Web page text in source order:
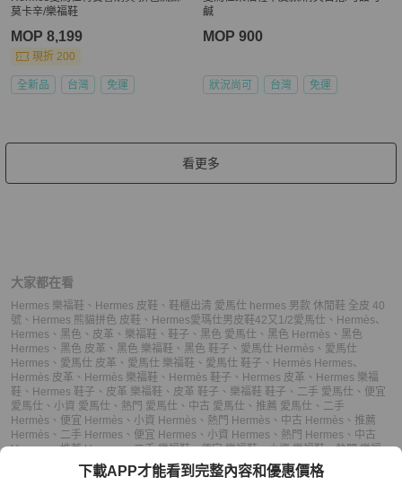
莫卡辛/樂福鞋
MOP 8,199
現折 200
全新品 台灣 免運
鹹
MOP 900
狀況尚可 台灣 免運
看更多
大家都在看
Hermes 樂福鞋 、 Hermes 皮鞋 、 鞋櫃出清 愛馬仕 hermes 男款 休閒鞋 全皮 40
號 、 Hermes 熊貓拼色 皮鞋 、 Hermes愛瑪仕男皮鞋42又1/2愛馬仕 、 Hermès、
Hermes 、 黑色 、 皮革 、 樂福鞋 、 鞋子 、 黑色 愛馬仕 、 黑色 Hermès 、 黑色
Hermes 、 黑色 皮革 、 黑色 樂福鞋 、 黑色 鞋子 、 愛馬仕 Hermès 、 愛馬仕
Hermes 、 愛馬仕 皮革 、 愛馬仕 樂福鞋 、 愛馬仕 鞋子 、 Hermès Hermes、
Hermès 皮革 、 Hermès 樂福鞋 、 Hermès 鞋子 、 Hermes 皮革 、 Hermes 樂福
鞋 、 Hermes 鞋子 、 皮革 樂福鞋 、 皮革 鞋子 、 樂福鞋 鞋子 、 二手 愛馬仕 、 便宜
愛馬仕 、 小資 愛馬仕 、 熱門 愛馬仕 、 中古 愛馬仕 、 推薦 愛馬仕 、 二手
Hermès 、 便宜 Hermès 、 小資 Hermès 、 熱門 Hermès 、 中古 Hermès 、 推薦
Hermès 、 二手 Hermes 、 便宜 Hermes 、 小資 Hermes 、 熱門 Hermes 、 中古
Hermes、推薦 Hermes、二手 樂福鞋、便宜 樂福鞋、小資 樂福鞋、熱門 樂福
中古 樂福鞋、推薦 樂福鞋、二手 鞋子、 便宜 鞋子、小資 鞋子
、 推薦 鞋子
下載APP才能看到完整內容和優惠價格